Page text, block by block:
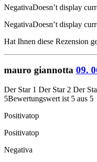
NegativaDoesn’t display
NegativaDoesn’t display
Hat Ihnen diese Rezension
mauro giannotta 09.
Der Star 1 Der Star 2 Der
5Bewertungswert ist 5 aus 5
Positivatop
Positivatop
Negativa